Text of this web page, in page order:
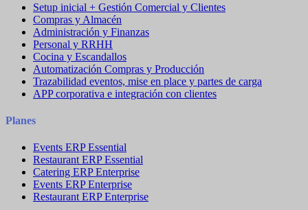
Setup inicial + Gestión Comercial y Clientes
Compras y Almacén
Administración y Finanzas
Personal y RRHH
Cocina y Escandallos
Automatización Compras y Producción
Trazabilidad eventos, mise en place y partes de carga
APP corporativa e integración con clientes
Planes
Events ERP Essential
Restaurant ERP Essential
Catering ERP Enterprise
Events ERP Enterprise
Restaurant ERP Enterprise